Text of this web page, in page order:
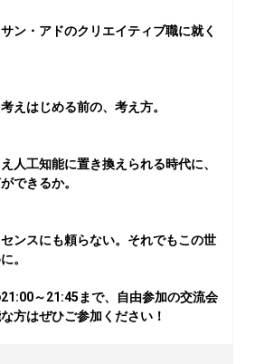
ン・アドのクリエイティブ職に就く
えはじめる前の、考え方。
人工知能に置き換えられる時代に、
できるか。
ンスにも頼らない。それでもこの世
。
～21:45まで、自由参加の交流会
方はぜひご参加ください！